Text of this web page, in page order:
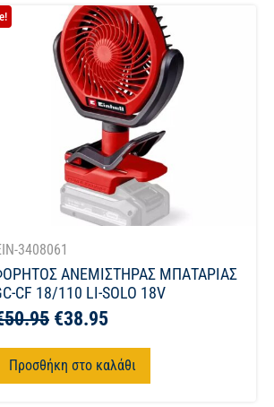
3408061
ΑΝΕΜΙΣΤΗΡΑΣ ΜΠΑΤΑΡΙΑΣ
CF 18/110 LI-SOLO 18V
50.95 €38.95
Προσθήκη στο καλάθι